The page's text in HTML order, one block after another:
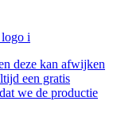
i
deze kan afwijken
een gratis
we de productie